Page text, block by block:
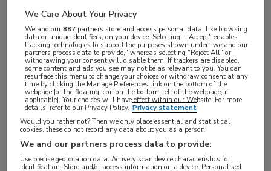
Infectieziekten
We Care About Your Privacy
We and our887 partners store and access personal data, like browsing
data or unique identifiers, on your device. Selecting "I Accept" enables
tracking technologies to support the purposes shown under "we and our
partners process data to provide," whereas selecting "Reject All" or
withdrawing your consent will disable them. If trackers are disabled,
some content and ads you see may not be as relevant to you. You can
resurface this menu to change your choices or withdraw consent at any
time by clicking the Manage Preferences link on the bottom of the
webpage [or the floating icon on the bottom-left of the webpage, if
applicable]. Your choices will have effect within our Website. For more
details, refer to our Privacy Policy. Privacy statement
Would you rather not? Then we only place essential and statistical
cookies, these do not record any data about you as a person
We and our partners process data to provide:
Use precise geolocation data. Actively scan device characteristics for
identification. Store and/or access information on a device. Personalised